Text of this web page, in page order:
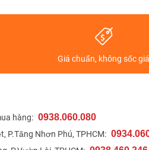
Giá chuẩn, không sốc
hàng: 0938.060.080
P.Tăng Nhơn Phú, TPHCM: